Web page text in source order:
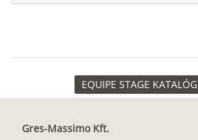
EQUIPE STAGE
Gres-Massimo Kft.